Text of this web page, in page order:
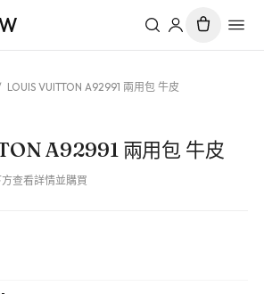
LOUIS VUITTON A92991 兩用包 牛皮
A92991 兩用包 牛皮
方查看詳情並購買